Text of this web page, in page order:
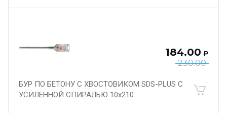
230.00
184.00 ₽
БУР ПО БЕТОНУ С ХВОСТОВИКОМ SDS-PLUS С
УСИЛЕННОЙ СПИРАЛЬЮ 10х210